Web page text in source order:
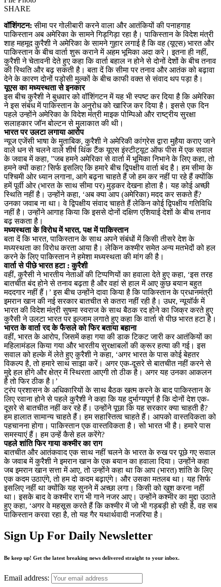
SHARE
वॉशिंगटन: सीमा पर गोलीबारी करने वाला और आतंकियों की पनाहगाह
पाकिस्तान अब अमेरिका के सामने गिड़गिड़ा रहा है। पाकिस्तान के विदेश मंत्री
शाह महमूद कुरैशी ने अमेरिका के सामने गुहार लगाई है कि वह (यूएस) भारत और
पाकिस्तान के बीच वार्ता शुरू कराने में अहम भूमिका अदा करे। इतना ही नहीं,
कुरैशी ने चेतावनी देते हुए कहा कि वार्ता बहाल न होने से दोनों देशों के बीच तनाव
की स्थिति और बढ़ सकती है। बता दें कि सीमा पर तनाव और आतंक को बढ़ावा
देने के कारण दोनों पड़ोसी मुल्कों के बीच काफी वक्त से संवाद थप पड़ा है।
यूएस का मध्यस्थता से इनकार
इस बीच कुरैशी ने बुधवार को वॉशिंगटन में यह भी स्पष्ट कर दिया है कि अमेरिका
ने इस संबंध में पाकिस्तान के अनुरोध को खारिज कर दिया है। इससे एक दिन
पहले उन्होंने अमेरिका के विदेश मंत्री माइक पोम्पिओ और राष्ट्रीय सुरक्षा
सलाहकार जॉन बोल्टन से मुलाकात की थी।
भारत पर उलटा लगाया आरोप
न्यूज एजेंसी भाषा के मुताबिक, कुरैशी ने अमेरिकी कांग्रेस द्वारा मुहैया कराए जाने
वाले धन से चलने वाले शीर्ष थिंक टैंक यूएस इंस्टीट्यूट ऑफ पीस में एक सवाल
के जवाब में कहा, ”जब हमने अमेरिका से वार्ता में भूमिका निभाने के लिए कहा, तो
हमने क्यों कहा? सिर्फ इसलिए कि हमारे बीच द्विपक्षीय वार्ता बंद है। हम सीमा के
पश्चिमी ओर ध्यान लगाना, आगे बढ़ना चाहते हैं जो हम कर नहीं पा रहे हैं क्योंकि
हमें पूर्वी ओर (भारत के साथ सीमा पर) मुड़कर देखना होता है। यह कोई अच्छी
स्थिति नहीं है। उन्होंने कहा, ‘अब क्या आप (अमेरिका) मदद कर सकते हैं?
उनका जवाब ना था। वे द्विपक्षीय संवाद चाहते हैं लेकिन कोई द्विपक्षीय गतिविधि
नहीं है। उन्होंने आगाह किया कि इससे दोनों दक्षिण एशियाई देशों के बीच तनाव
बढ़ सकता है।
मध्यस्थता के विरोध में भारत, पक्ष में पाकिस्तान
बता दें कि भारत, पाकिस्तान के साथ अपने संबंधों में किसी तीसरे देश के
मध्यस्थता का विरोध करता आया है। लेकिन कश्मीर समेत अन्य मतभेदों को हल
करने के लिए पाकिस्तान ने हमेशा मध्यस्थता की मांग की है।
वार्ता से पीछे भारत हटा : कुरैशी
वहीं, कुरैसी ने भारतीय नेताओं की टिप्पणियों का हवाला देते हुए कहा, ‘इस तरह
बातचीत बंद होने से तनाव बढ़ता है और वहां से हाल में आए कुछ बयान बहुत
मददगार नहीं हैं।’ इस बीच उन्होंने दावा किया है कि पाकिस्तान के प्रधानमंत्री
इमरान खान की नई सरकार बातचीत से कतरा नहीं रही है। उधर, न्यूयॉर्क में
भारत की विदेश मंत्री सुषमा स्वराज के साथ बैठक रद होने का जिक्र करते हुए
कुरैसी ने उलटा भारत पर इल्जाम लगाते हुए कहा कि वार्ता से पीछ भारत हटा है।
भारत के वार्ता रद के फैसले को फिर बताया बहाना
वहीं, भारत के आरोप, जिसमें कहा गया की डाक टिकट जारी कर आतंकियों का
महिलामंडल किया गया और भारतीय सुरक्षाबलों की क्रूर हत्या की गई। इस
सवाल को हल्के में लेते हुए कुरैशी ने कहा, ‘अगर भारत के पास कोई बेहतर
विकल्प है, तो हमारे साथ साझा करें। अगर एक-दूसरे से बातचीत नहीं करने से
मुद्दे हल होंगे और क्षेत्र में स्थिरता आएगी तो ठीक है। अगर यह उनका आकलन
है तो फिर ठीक है।’
ट्रंप प्रशासन के अधिकारियों के साथ बैठक खत्म करने के बाद पाकिस्तान के
लिए रवाना होने से पहले कुरैशी ने कहा कि यह दुर्भाग्यपूर्ण है कि दोनों देश एक-
दूसरे से बातचीत नहीं कर रहे हैं। उन्होंने पूछा कि यह सरकार क्या चाहती है?
हम हालात सामान्य चाहते हैं। हम सहास्तित्व चाहते हैं। आपको वास्तविकता को
पहचानना होगा। पाकिस्तान एक वास्तविकता है। सो भारत भी है। हमारे पास
समस्याएं हैं। हम उन्हें कैसे हल करेंगे?
पहले शांति फिर गाया कश्मीर का राग
बातचीत और आतंकवाद एक साथ नहीं चलने के भारत के रुख पर पूछे गए सवाल
के जवाब में कुरैशी ने इमरान खान के एक बयान का हवाला दिया। उन्होंने कहा
जब इमरान खान सत्ता में आए, तो उन्होंने कहा था कि आप (भारत) शांति के लिए
एक कदम उठाएंगे, तो हम दो कदम बढ़ाएंगे। और उसका मतलब था। यह सिर्फ
इसलिए नहीं था क्योंकि यह सुनने में अच्छा लगा। किसी को खुश करना नहीं
था। इसके बाद वे कश्मीर राग भी गाने नजर आए। उन्होंने कश्मीर का मुद्दा उठाते
हुए कहा, ‘अगर वे महसूस करते हैं कि कश्मीर में जो भी गड़बड़ी हो रही है, वह सब
पाकिस्तान करवा रहा है, तो यह गैर यथार्थवादी नजरिया है।
Sign Up For Daily Newsletter
Be keep up! Get the latest breaking news delivered straight to your inbox.
Email address: